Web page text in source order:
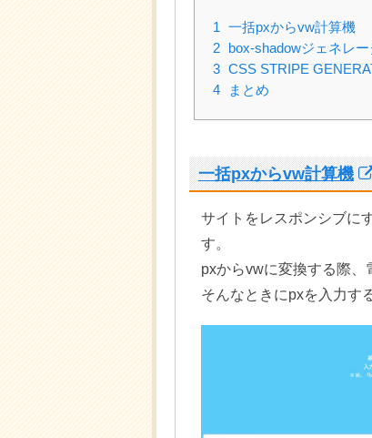
1
一括pxからvw計算機
2
box-shadowジェネレー
3 CSS STRIPE
4
まとめ
一括pxからvw計算機
サイトをレスポンシブに
す。
pxからvwに変換する際、
そんなときにpxを入力す